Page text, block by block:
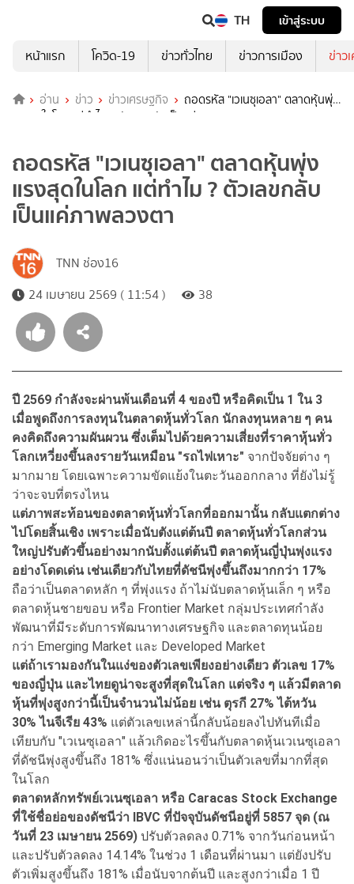
TH
เข้าสู่ระบบ
หน้าแรก
โควิด-19 ข่าวทั่วไทย ข่าวการเมือง ข่าว
อ่าน ข่าว ข่าวเศรษฐกิจ
ถอดรหัส "เวเนซุเอลา" ตลาดหุ้นพุ่ง
แรงสุดในโลก แต่ทำไม ? ตัวเลขกลับเป็นแค่ภาพลวงตา
ถอดรหัส "เวเนซุเอลา" ตลาดหุ้นพุ่ง
แรงสุดในโลก แต่ทำไม ? ตัวเลขกลับ
เป็นแค่ภาพลวงตา
TNN ช่อง16
24 เมษายน 2569 ( 11:54 )
38
ปี 2569 กำลังจะผ่านพ้นเดือนที่ 4 ของปี หรือคิดเป็น 1 ใน 3
เมื่อพูดถึงการลงทุนในตลาดหุ้นทั่วโลก นักลงทุนหลาย ๆ คน
คงคิดถึงความผันผวน ซึ่งเต็มไปด้วยความเสี่ยงที่ราคาหุ้นทั่ว
โลกเหวี่ยงขึ้นลงรายวันเหมือน "รถไฟเหาะ" จากปัจจัยต่าง ๆ
มากมาย โดยเฉพาะความขัดแย้งในตะวันออกกลาง ที่ยังไม่รู้
ว่าจะจบที่ตรงไหน
แต่ภาพสะท้อนของตลาดหุ้นทั่วโลกที่ออกมานั้น กลับแตกต่าง
ไปโดยสิ้นเชิง เพราะเมื่อนับตังแต่ต้นปี ตลาดหุ้นทั่วโลกส่วน
ใหญ่ปรับตัวขึ้นอย่างมากนับตั้งแต่ต้นปี ตลาดหุ้นญี่ปุ่นพุ่งแรง
อย่างโดดเด่น เช่นเดียวกับไทยที่ดัชนีพุ่งขึ้นถึงมากกว่า 17%
ถือว่าเป็นตลาดหลัก ๆ ที่พุ่งแรง ถ้าไม่นับตลาดหุ้นเล็ก ๆ หรือ
ตลาดหุ้นชายขอบ หรือ Frontier Market กลุ่มประเทศกำลัง
พัฒนาที่มีระดับการพัฒนาทางเศรษฐกิจ และตลาดทุนน้อย
กว่า Emerging Market และ Developed Market
แต่ถ้าเรามองกันในแง่ของตัวเลขเพียงอย่างเดียว ตัวเลข 17%
ของญี่ปุ่น และไทยดูน่าจะสูงที่สุดในโลก แต่จริง ๆ แล้วมีตลาด
หุ้นที่พุ่งสูงกว่านี้เป็นจำนวนไม่น้อย เช่น ตุรกี 27% ไต้หวัน
30% ไนจีเรีย 43% แต่ตัวเลขเหล่านี้กลับน้อยลงไปทันทีเมื่อ
เทียบกับ "เวเนซุเอลา" แล้วเกิดอะไรขึ้นกับตลาดหุ้นเวเนซุเอลา
ที่ดัชนีพุ่งสูงขึ้นถึง 181% ซึ่งแน่นอนว่าเป็นตัวเลขที่มากที่สุด
ในโลก
ตลาดหลักทรัพย์เวเนซุเอลา หรือ Caracas Stock Exchange
ที่ใช้ชื่อย่อของดัชนีว่า IBVC ที่ปัจจุบันดัชนีอยู่ที่ 5857 จุด (ณ
วันที่ 23 เมษายน 2569) ปรับตัวลดลง 0.71% จากวันก่อนหน้า
และปรับตัวลดลง 14.14% ในช่วง 1 เดือนที่ผ่านมา แต่ยังปรับ
ตัวเพิ่มสูงขึ้นถึง 181% เมื่อนับจากต้นปี และสูงกว่าเมื่อ 1 ปี